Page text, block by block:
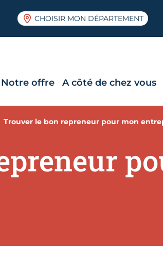
CHOISIR MON DÉPARTEMENT
Notre offre A côté de chez vous
Trouver le bon repreneur pour mon